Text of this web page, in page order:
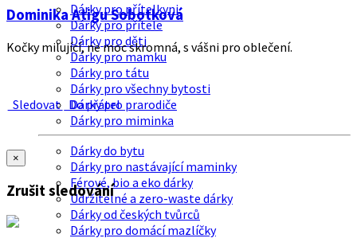
Dárky pro přítelkyni
Dárky pro přítele
Dárky pro děti
Dárky pro mamku
Dárky pro tátu
Dárky pro všechny bytosti
Dárky pro prarodiče
Dárky pro miminka
Dárky do bytu
Dárky pro nastávající maminky
Férové, bio a eko dárky
Udržitelné a zero-waste dárky
Dárky od českých tvůrců
Dárky pro domácí mazlíčky
Dominika Atigu Sobotková
Kočky milující, ne moc skromná, s vášni pro oblečení.
Sledovat Do přátel
×
Zrušit sledování